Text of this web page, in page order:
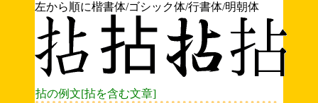
左から順に楷書体/ゴシック体/行書体/明朝体
拈の例文[拈を含む文章]